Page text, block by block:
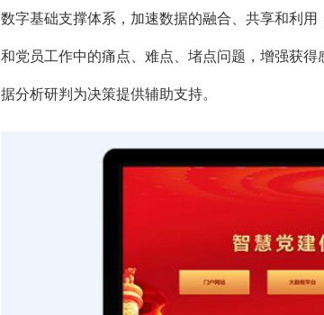
数字基础支撑体系，加速数据的融合、共享和利用
和党员工作中的痛点、难点、堵点问题，增强获得
据分析研判为决策提供辅助支持。